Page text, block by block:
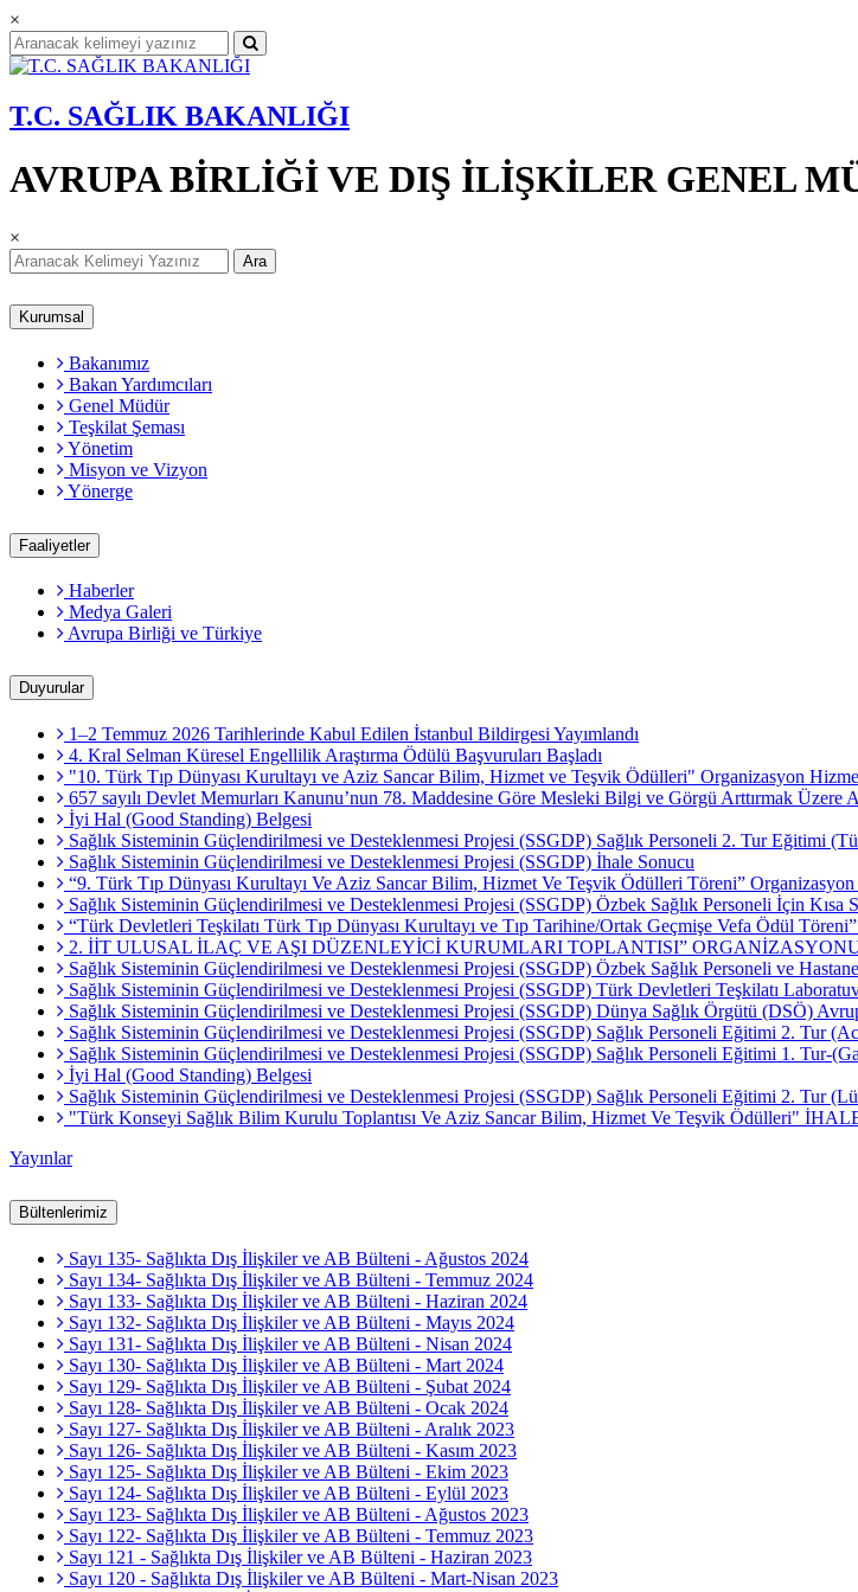
×
T.C. SAĞLIK BAKANLIĞI
AVRUPA BİRLİĞİ VE DIŞ İLİŞKİLER GENEL
×
Ara
Kurumsal
Bakanımız
Bakan Yardımcıları
Genel Müdür
Teşkilat Şeması
Yönetim
Misyon ve Vizyon
Yönerge
Faaliyetler
Haberler
Medya Galeri
Avrupa Birliği ve Türkiye
Duyurular
1–2 Temmuz 2026 Tarihlerinde Kabul Edilen İstanbul Bildirgesi Yayımlandı
4. Kral Selman Küresel Engellilik Araştırma Ödülü Başvuruları Başladı
"10. Türk Tıp Dünyası Kurultayı ve Aziz Sancar Bilim, Hizmet ve Teşvik Ödülleri" Organizasyon
657 sayılı Devlet Memurları Kanunu’nun 78. Maddesine Göre Mesleki Bilgi ve Görgü Arttırmak Üzere
İyi Hal (Good Standing) Belgesi
Sağlık Sisteminin Güçlendirilmesi ve Desteklenmesi Projesi (SSGDP) Sağlık Personeli 2. Tur Eğitimi
Sağlık Sisteminin Güçlendirilmesi ve Desteklenmesi Projesi (SSGDP) İhale Sonucu
“9. Türk Tıp Dünyası Kurultayı Ve Aziz Sancar Bilim, Hizmet Ve Teşvik Ödülleri Töreni”
Sağlık Sisteminin Güçlendirilmesi ve Desteklenmesi Projesi (SSGDP) Özbek Sağlık Personeli İçin
“Türk Devletleri Teşkilatı Türk Tıp Dünyası Kurultayı ve Tıp Tarihine/Ortak Geçmişe Vefa Ödül
2. İİT ULUSAL İLAÇ VE AŞI DÜZENLEYİCİ KURUMLARI TOPLANTISI”
Sağlık Sisteminin Güçlendirilmesi ve Desteklenmesi Projesi (SSGDP) Özbek Sağlık Personeli ve
Sağlık Sisteminin Güçlendirilmesi ve Desteklenmesi Projesi (SSGDP) Türk Devletleri Teşkilatı
Sağlık Sisteminin Güçlendirilmesi ve Desteklenmesi Projesi (SSGDP) Dünya Sağlık Örgütü (DSÖ)
Sağlık Sisteminin Güçlendirilmesi ve Desteklenmesi Projesi (SSGDP) Sağlık Personeli Eğitimi 2. Tur
Sağlık Sisteminin Güçlendirilmesi ve Desteklenmesi Projesi (SSGDP) Sağlık Personeli Eğitimi 1. Tur-
İyi Hal (Good Standing) Belgesi
Sağlık Sisteminin Güçlendirilmesi ve Desteklenmesi Projesi (SSGDP) Sağlık Personeli Eğitimi 2. Tur
"Türk Konseyi Sağlık Bilim Kurulu Toplantısı Ve Aziz Sancar Bilim, Hizmet Ve Teşvik Ödülleri"
Yayınlar
Bültenlerimiz
Sayı 135- Sağlıkta Dış İlişkiler ve AB Bülteni - Ağustos 2024
Sayı 134- Sağlıkta Dış İlişkiler ve AB Bülteni - Temmuz 2024
Sayı 133- Sağlıkta Dış İlişkiler ve AB Bülteni - Haziran 2024
Sayı 132- Sağlıkta Dış İlişkiler ve AB Bülteni - Mayıs 2024
Sayı 131- Sağlıkta Dış İlişkiler ve AB Bülteni - Nisan 2024
Sayı 130- Sağlıkta Dış İlişkiler ve AB Bülteni - Mart 2024
Sayı 129- Sağlıkta Dış İlişkiler ve AB Bülteni - Şubat 2024
Sayı 128- Sağlıkta Dış İlişkiler ve AB Bülteni - Ocak 2024
Sayı 127- Sağlıkta Dış İlişkiler ve AB Bülteni - Aralık 2023
Sayı 126- Sağlıkta Dış İlişkiler ve AB Bülteni - Kasım 2023
Sayı 125- Sağlıkta Dış İlişkiler ve AB Bülteni - Ekim 2023
Sayı 124- Sağlıkta Dış İlişkiler ve AB Bülteni - Eylül 2023
Sayı 123- Sağlıkta Dış İlişkiler ve AB Bülteni - Ağustos 2023
Sayı 122- Sağlıkta Dış İlişkiler ve AB Bülteni - Temmuz 2023
Sayı 121 - Sağlıkta Dış İlişkiler ve AB Bülteni - Haziran 2023
Sayı 120 - Sağlıkta Dış İlişkiler ve AB Bülteni - Mart-Nisan 2023